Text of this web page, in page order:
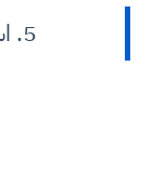
5. اسئلة امتحان مادة الكيمياء